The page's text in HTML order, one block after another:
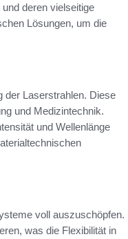
deren vielseitige
Lösungen, um die
der Laserstrahlen. Diese
und Medizintechnik.
und Wellenlänge
voll auszuschöpfen.
was die Flexibilität in